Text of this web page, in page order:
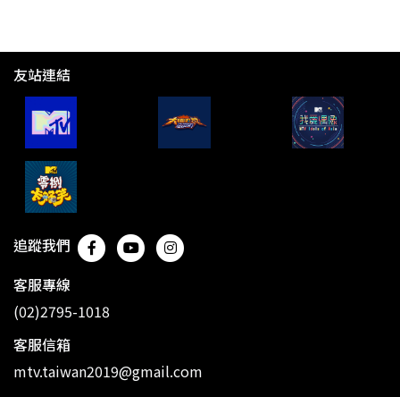
友站連結
追蹤我們
客服專線
(02)2795-1018
客服信箱
mtv.taiwan2019@gmail.com